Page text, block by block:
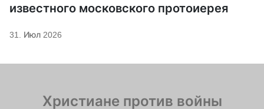
известного московского протоиерея
31. Июл 2026
Христиане против войны